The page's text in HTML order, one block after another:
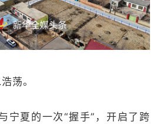
荡。
夏的一次“握手”，开启了跨